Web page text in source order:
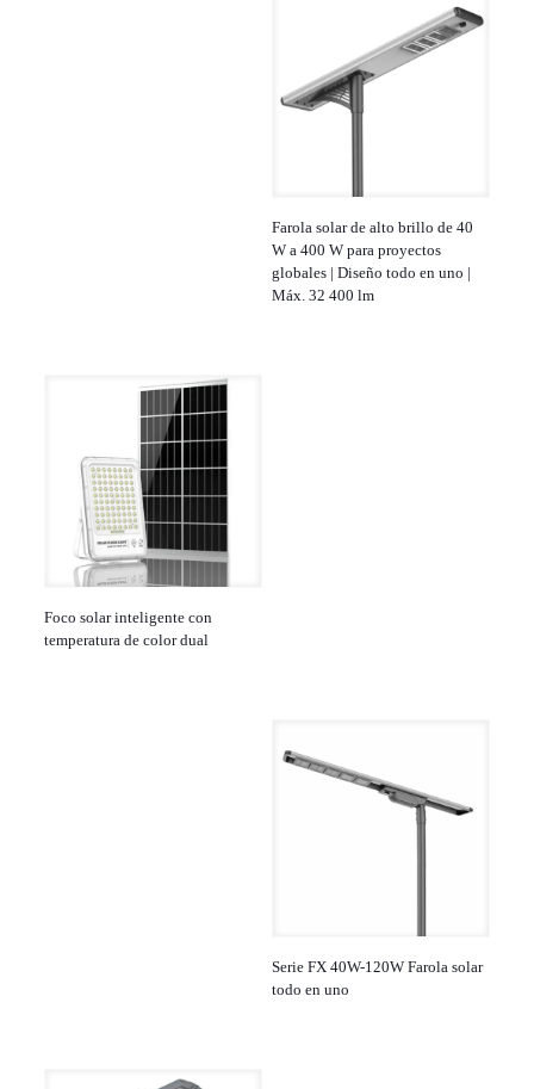
Farola solar de alto brillo de 40
W a 400 W para proyectos
globales | Diseño todo en uno |
Máx. 32 400 lm
Foco solar inteligente con
temperatura de color dual
Serie FX 40W-120W Farola solar
todo en uno